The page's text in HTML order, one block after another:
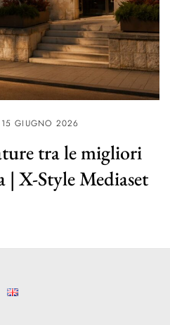
15 GIUGNO 2026
tra le migliori
| X-Style Mediaset